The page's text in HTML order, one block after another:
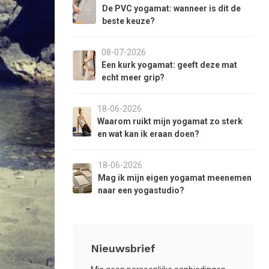
De PVC yogamat: wanneer is dit de
beste keuze?
08-07-2026
Een kurk yogamat: geeft deze mat
echt meer grip?
18-06-2026
Waarom ruikt mijn yogamat zo sterk
en wat kan ik eraan doen?
18-06-2026
Mag ik mijn eigen yogamat meenemen
naar een yogastudio?
Nieuwsbrief